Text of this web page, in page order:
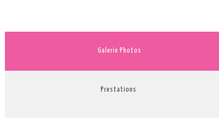
Galerie Photos
Prestations